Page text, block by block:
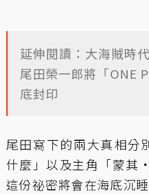
延伸閱讀：大海賊時
尾田榮一郎將「ONE
底封印
尾田寫下的兩大真相分
什麼」以及主角「蒙其
這份祕密將會在海底沉